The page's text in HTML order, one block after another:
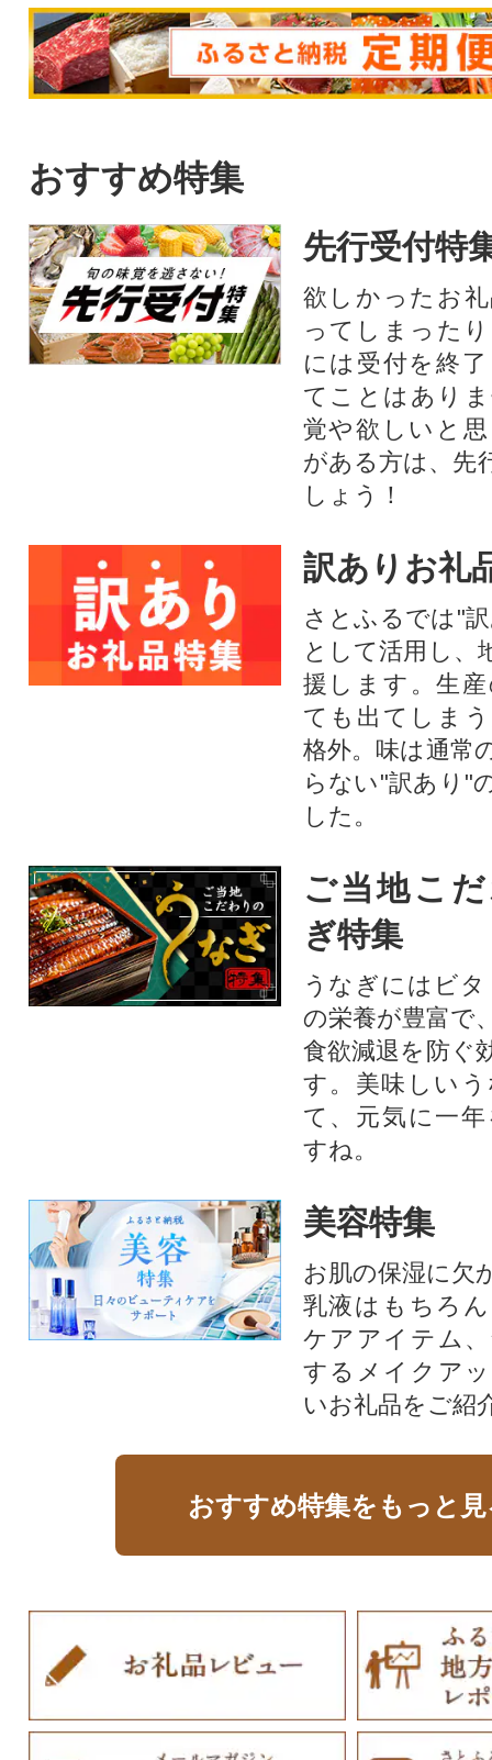
おすすめ特集
先行受付特
欲しかったお
ってしまった
には受付を終
てことはあり
覚や欲しいと
がある方は、先
しょう！
訳ありお礼
さとふるでは"
として活用し、
援します。⽣
ても出てしま
格外。味は通常
らない"訳あり"
した。
ご当地こ
ぎ特集
うなぎにはビ
の栄養が豊富で
食欲減退を防ぐ
す。美味しい
て、元気に一
すね。
美容特集
お肌の保湿に欠
乳液はもちろ
ケアアイテム
するメイクア
いお礼品をご紹
おすすめ特集をもっと